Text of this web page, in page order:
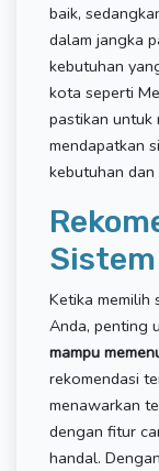
baik,
dalam jangka
kebutuhan
kota seperti
pastikan untuk
mendapatkan
kebutuhan
Ketika memilih
Anda, penting
mampu
rekomendasi
menawarkan
dengan fitur
handal.